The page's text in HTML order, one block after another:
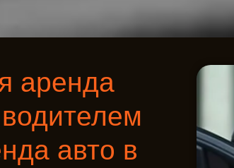
аренда
авто в